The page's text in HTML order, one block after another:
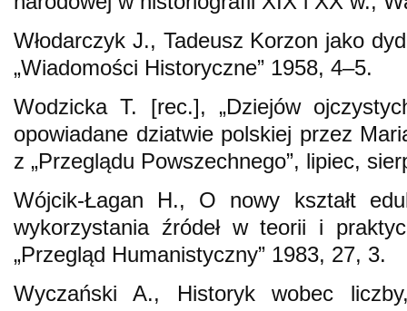
Włodarczyk J., Tadeusz Korzon jako
„Wiadomości Historyczne” 1958, 4–5.
Wodzicka T. [rec.], „Dziejów
opowiadane dziatwie polskiej przez
z „Przeglądu Powszechnego”, lipiec,
Wójcik-Łagan H., O nowy kształt
wykorzystania źródeł w teorii i
„Przegląd Humanistyczny” 1983, 27, 3.
Wyczański A., Historyk wobec